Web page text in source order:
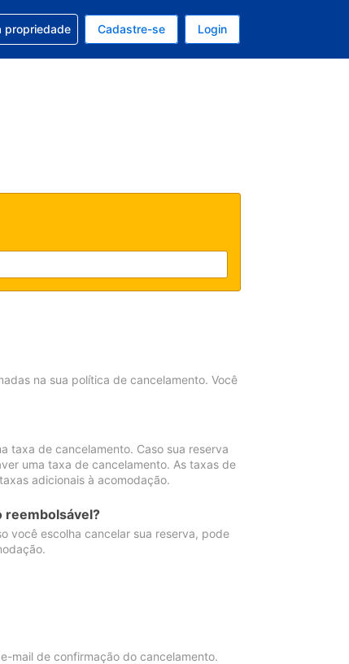
moeda é: Real
seu idioma é: Português (Brasil)
com sua reserva
propriedade Cadastre-se Login
na sua política de cancelamento. Você
taxa de cancelamento. Caso sua reserva
uma taxa de cancelamento. As taxas de
adicionais à acomodação.
reembolsável?
você escolha cancelar sua reserva, pode
mail de confirmação do cancelamento.